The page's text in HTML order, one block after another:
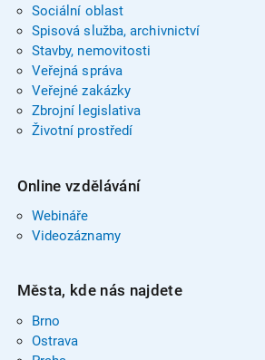
Sociální oblast
Spisová služba, archivnictví
Stavby, nemovitosti
Veřejná správa
Veřejné zakázky
Zbrojní legislativa
Životní prostředí
Online vzdělávání
Webináře
Videozáznamy
Města, kde nás najdete
Brno
Ostrava